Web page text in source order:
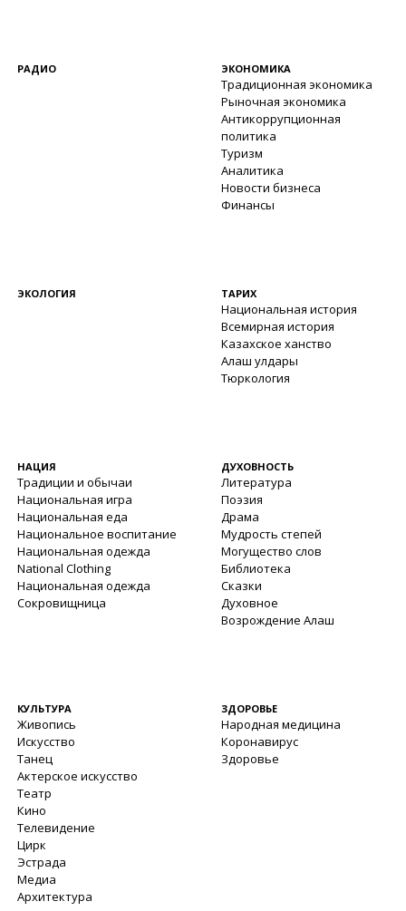
РАДИО ЭКОНОМИКА
Традиционная экономика
Рыночная экономика
Антикоррупционная
политика
Туризм
Аналитика
Новости бизнеса
Финансы
ЭКОЛОГИЯ ТАРИХ
Национальная история
Всемирная история
Казахское ханство
Алаш улдары
Тюркология
НАЦИЯ
Традиции и обычаи
Национальная игра
Национальная еда
Национальное воспитание
Национальная одежда
National Clothing
Национальная одежда
Сокровищница
ДУХОВНОСТЬ
Литература
Поэзия
Драма
Мудрость степей
Могущество слов
Библиотека
Сказки
Духовное
Возрождение Алаш
КУЛЬТУРА
Живопись
Искусство
Танец
Актерское искусство
Театр
Кино
Телевидение
Цирк
Эстрада
Медиа
Архитектура
ЗДОРОВЬЕ
Народная медицина
Коронавирус
Здоровье